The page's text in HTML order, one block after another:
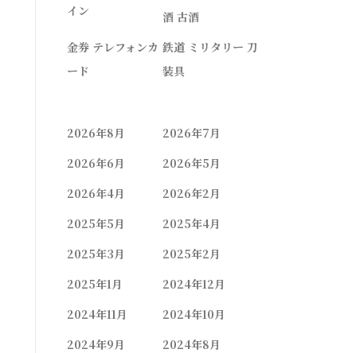
イン
酒 古酒
金券 テレフォンカ
ード
鉄道 ミリタリー 刀
装具
2026年8月
2026年7月
2026年6月
2026年5月
2026年4月
2026年2月
2025年5月
2025年4月
2025年3月
2025年2月
2025年1月
2024年12月
2024年11月
2024年10月
2024年9月
2024年8月